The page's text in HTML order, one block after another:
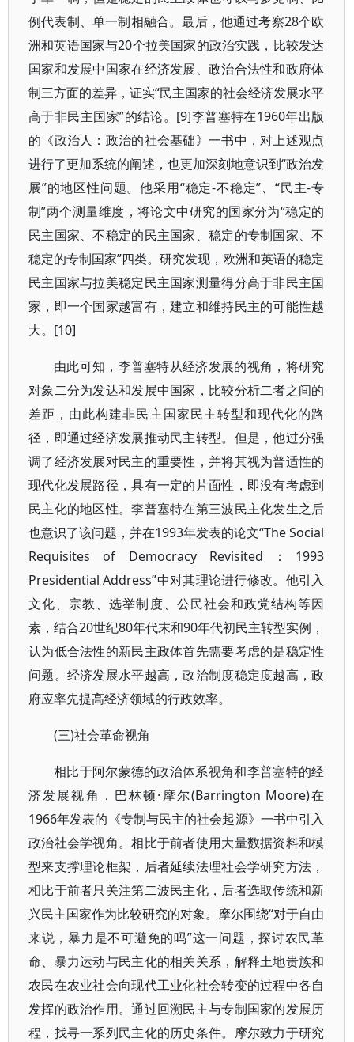
例代表制、单一制相融合。最后，他通过考察28个欧
洲和英语国家与20个拉美国家的政治实践，比较发达
国家和发展中国家在经济发展、政治合法性和政府体
制三方面的差异，证实“民主国家的社会经济发展水平
高于非民主国家”的结论。[9]李普塞特在1960年出版
的《政治人：政治的社会基础》一书中，对上述观点
进行了更加系统的阐述，也更加深刻地意识到“政治发
展”的地区性问题。他采用“稳定-不稳定”、“民主-专
制”两个测量维度，将论文中研究的国家分为“稳定的
民主国家、不稳定的民主国家、稳定的专制国家、不
稳定的专制国家”四类。研究发现，欧洲和英语的稳定
民主国家与拉美稳定民主国家测量得分高于非民主国
家，即一个国家越富有，建立和维持民主的可能性越
大。[10]
由此可知，李普塞特从经济发展的视角，将研究
对象二分为发达和发展中国家，比较分析二者之间的
差距，由此构建非民主国家民主转型和现代化的路
径，即通过经济发展推动民主转型。但是，他过分强
调了经济发展对民主的重要性，并将其视为普适性的
现代化发展路径，具有一定的片面性，即没有考虑到
民主化的地区性。李普塞特在第三波民主化发生之后
也意识了该问题，并在1993年发表的论文“The Social
Requisites of Democracy Revisited：1993
Presidential Address”中对其理论进行修改。他引入
文化、宗教、选举制度、公民社会和政党结构等因
素，结合20世纪80年代末和90年代初民主转型实例，
认为低合法性的新民主政体首先需要考虑的是稳定性
问题。经济发展水平越高，政治制度稳定度越高，政
府应率先提高经济领域的行政效率。
(三)社会革命视角
相比于阿尔蒙德的政治体系视角和李普塞特的经
济发展视角，巴林顿·摩尔(Barrington Moore)在
1966年发表的《专制与民主的社会起源》一书中引入
政治社会学视角。相比于前者使用大量数据资料和模
型来支撑理论框架，后者延续法理社会学研究方法，
相比于前者只关注第二波民主化，后者选取传统和新
兴民主国家作为比较研究的对象。摩尔围绕“对于自由
来说，暴力是不可避免的吗”这一问题，探讨农民革
命、暴力运动与民主化的相关关系，解释土地贵族和
农民在农业社会向现代工业化社会转变的过程中各自
发挥的政治作用。通过回溯民主与专制国家的发展历
程，找寻一系列民主化的历史条件。摩尔致力于研究